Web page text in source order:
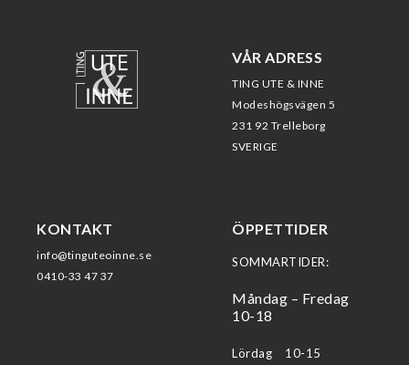
VÅR ADRESS
TING UTE & INNE
Modeshögsvägen 5
231 92 Trelleborg
SVERIGE
KONTAKT
info@tinguteoinne.se
0410-33 47 37
ÖPPETTIDER
SOMMARTIDER:
Måndag – Fredag
10-18
Lördag 10-15